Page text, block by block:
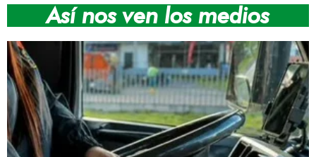
Así nos ven los medios